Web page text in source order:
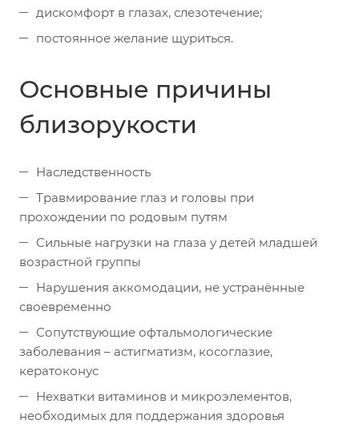
дискомфорт в глазах, слезотечение;
постоянное желание щуриться.
Основные причины
близорукости
Наследственность
Травмирование глаз и головы при
прохождении по родовым путям
Сильные нагрузки на глаза у детей младшей
возрастной группы
Нарушения аккомодации, не устранённые
своевременно
Сопутствующие офтальмологические
заболевания – астигматизм, косоглазие,
кератоконус
Нехватки витаминов и микроэлементов,
необходимых для поддержания здоровья